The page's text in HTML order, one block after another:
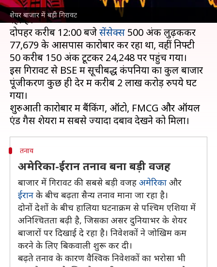
शेयर बाजार में बड़ी गिरावट
भारतीय शेयर बाजार
में आज बड़ी गिरावट देखने को मिल
रही है।
दोपहर करीब 12:00 बजेसेंसेक्स 500 अंक लुढ़ककर
77,679 के आसपास कारोबार कर रहा था, वहीं निफ्टी
50 करीब 150 अंक टूटकर 24,248 पर पहुंच गया।
इस गिरावट से BSE में सूचीबद्ध कंपनियों का कुल बाजार
पूंजीकरण कुछ ही देर में करीब 2 लाख करोड़ रुपये घट
गया।
शुरुआती कारोबार में बैंकिंग, ऑटो, FMCG और ऑयल
तनाव
अमेरिका-ईरान तनाव बना बड़ी वजह
बाजार में गिरावट की सबसे बड़ी वजह अमेरिका और
ईरान के बीच बढ़ता सैन्य तनाव माना जा रहा है।
दोनों देशों के बीच हालिया घटनाक्रम से पश्चिम एशिया में
अनिश्चितता बढ़ी है, जिसका असर दुनियाभर के शेयर
बाजारों पर दिखाई दे रहा है। निवेशकों ने जोखिम कम
करने के लिए बिकवाली शुरू कर दी।
बढ़ते तनाव के कारण वैश्विक निवेशकों का भरोसा भी